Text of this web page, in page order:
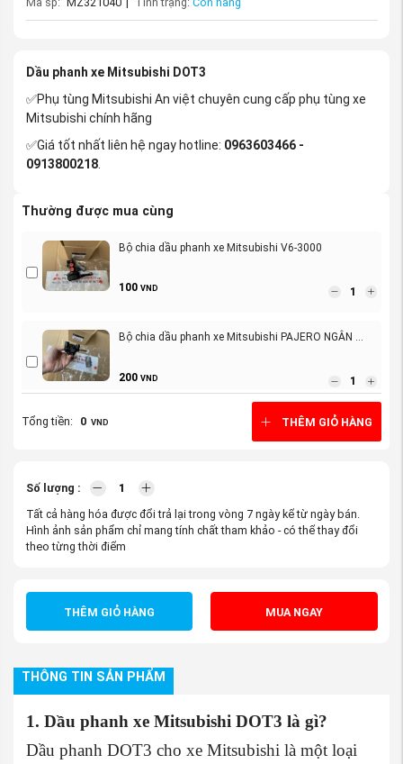
Dầu phanh xe Mitsubishi DOT3
✅Phụ tùng Mitsubishi An việt chuyên cung cấp phụ tùng xe
Mitsubishi chính hãng
✅Giá tốt nhất liên hệ ngay hotline: 0963603466 -
0913800218.
Thường được mua cùng
Bộ chia dầu phanh xe Mitsubishi V6-3000
100 VND
Bộ chia dầu phanh xe Mitsubishi PAJERO NGÂN ...
200 VND
Tổng tiền: 0 VND THÊM GIỎ HÀNG
Số lượng :
Tất cả hàng hóa được đổi trả lại trong vòng 7 ngày kể từ ngày bán.
Hình ảnh sản phẩm chỉ mang tính chất tham khảo - có thể thay đổi
theo từng thời điểm
THÊM GIỎ HÀNG MUA NGAY
THÔNG TIN SẢN PHẨM
1. Dầu phanh xe Mitsubishi DOT3 là gì?
Dầu phanh DOT3 cho xe Mitsubishi là một loại